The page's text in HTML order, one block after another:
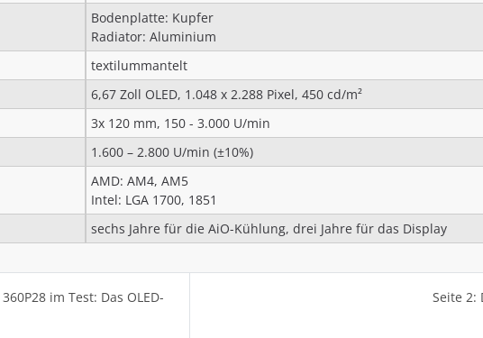
Bodenplatte: Kupfer
Radiator: Aluminium
textilummantelt
6,67 Zoll OLED, 1.048 x 2.288 Pixel, 450 cd/m²
3x 120 mm, 150 - 3.000 U/min
1.600 – 2.800 U/min (±10%)
AMD: AM4, AM5
Intel: LGA 1700, 1851
sechs Jahre für die AiO-Kühlung, drei Jahre für das Display
im Test: Das OLED-
Seite 2: